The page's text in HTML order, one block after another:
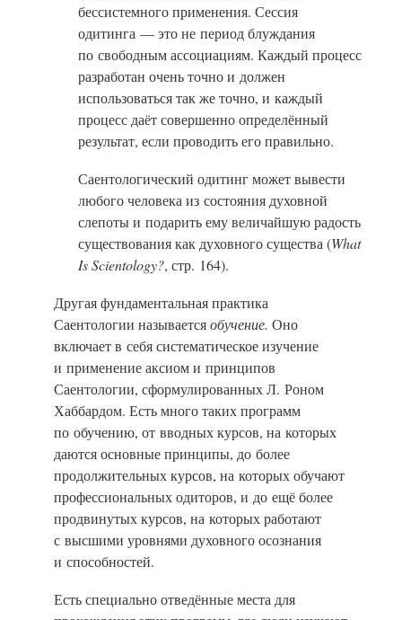
бессистемного применения. Сессия
одитинга — это не период блуждания
по свободным ассоциациям. Каждый процесс
разработан очень точно и должен
использоваться так же точно, и каждый
процесс даёт совершенно определённый
результат, если проводить его правильно.
Саентологический одитинг может вывести
любого человека из состояния духовной
слепоты и подарить ему величайшую радость
существования как духовного существа (What
Is Scientology?, стр. 164).
Другая фундаментальная практика
Саентологии называетсяобучение. Оно
включает в себя систематическое изучение
и применение аксиом и принципов
Саентологии, сформулированных Л. Роном
Хаббардом. Есть много таких программ
по обучению, от вводных курсов, на которых
даются основные принципы, до более
продолжительных курсов, на которых обучают
профессиональных одиторов, и до ещё более
продвинутых курсов, на которых работают
с высшими уровнями духовного осознания
и способностей.
Есть специально отведённые места для